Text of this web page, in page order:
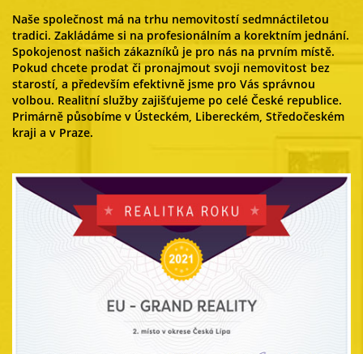
Naše společnost má na trhu nemovitostí sedmnáctiletou
tradici. Zakládáme si na profesionálním a korektním jednání.
Spokojenost našich zákazníků je pro nás na prvním místě.
Pokud chcete prodat či pronajmout svoji nemovitost bez
starostí, a především efektivně jsme pro Vás správnou
volbou. Realitní služby zajišťujeme po celé České republice.
Primárně působíme v Ústeckém, Libereckém, Středočeském
kraji a v Praze.